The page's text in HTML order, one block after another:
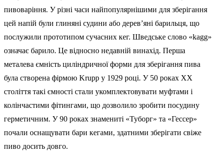
пивоваріння. У різні часи найпопулярнішими для зберігання
цей напій були глиняні судини або дерев’яні барильця, що
послужили прототипом сучасних кег. Шведське слово «kagg»
означає барило. Це відносно недавній винахід. Перша
металева ємність циліндричної форми для зберігання пива
була створена фірмою Krupp у 1929 році. У 50 роках ХХ
століття такі ємності стали укомплектовувати муфтами і
колінчастими фітингами, що дозволило зробити посудину
герметичним. У 90 роках знамениті «Туборг» та «Гессер»
почали оснащувати бари кегами, здатними зберігати свіже
пиво досить довго.